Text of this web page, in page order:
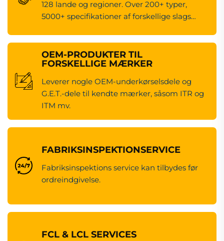
128 lande og regioner. Over 200+ typer,
5000+ specifikationer af forskellige slags
OEM-PRODUKTER TIL
FORSKELLIGE MÆRKER
Leverer nogle OEM-underkørselsdele og
G.E.T.-dele til kendte mærker, såsom ITR og
ITM mv.
FABRIKSINSPEKTIONSERVICE
Fabriksinspektions service kan tilbydes før
ordreindgivelse.
FCL & LCL SERVICES